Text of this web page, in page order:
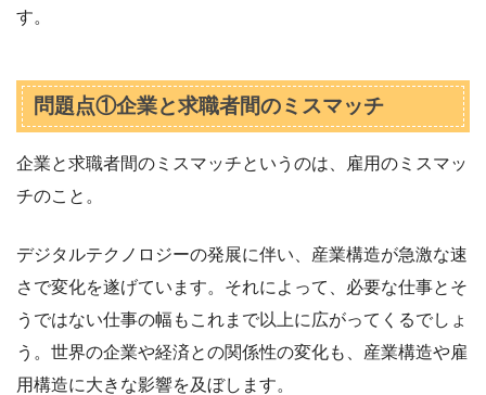
す。
問題点①企業と求職者間のミスマッチ
企業と求職者間のミスマッチというのは、雇用のミスマッ
チのこと。
デジタルテクノロジーの発展に伴い、産業構造が急激な速
さで変化を遂げています。それによって、必要な仕事とそ
うではない仕事の幅もこれまで以上に広がってくるでしょ
う。世界の企業や経済との関係性の変化も、産業構造や雇
用構造に大きな影響を及ぼします。